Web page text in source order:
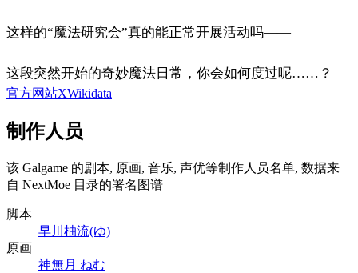
这样的“魔法研究会”真的能正常开展活动吗——
这段突然开始的奇妙魔法日常，你会如何度过呢……？
官方网站XWikidata
制作人员
该 Galgame 的剧本, 原画, 音乐, 声优等制作人员名单, 数据来
自 NextMoe 目录的署名图谱
脚本
早川柚流(ゆ)
原画
神無月 ねむ